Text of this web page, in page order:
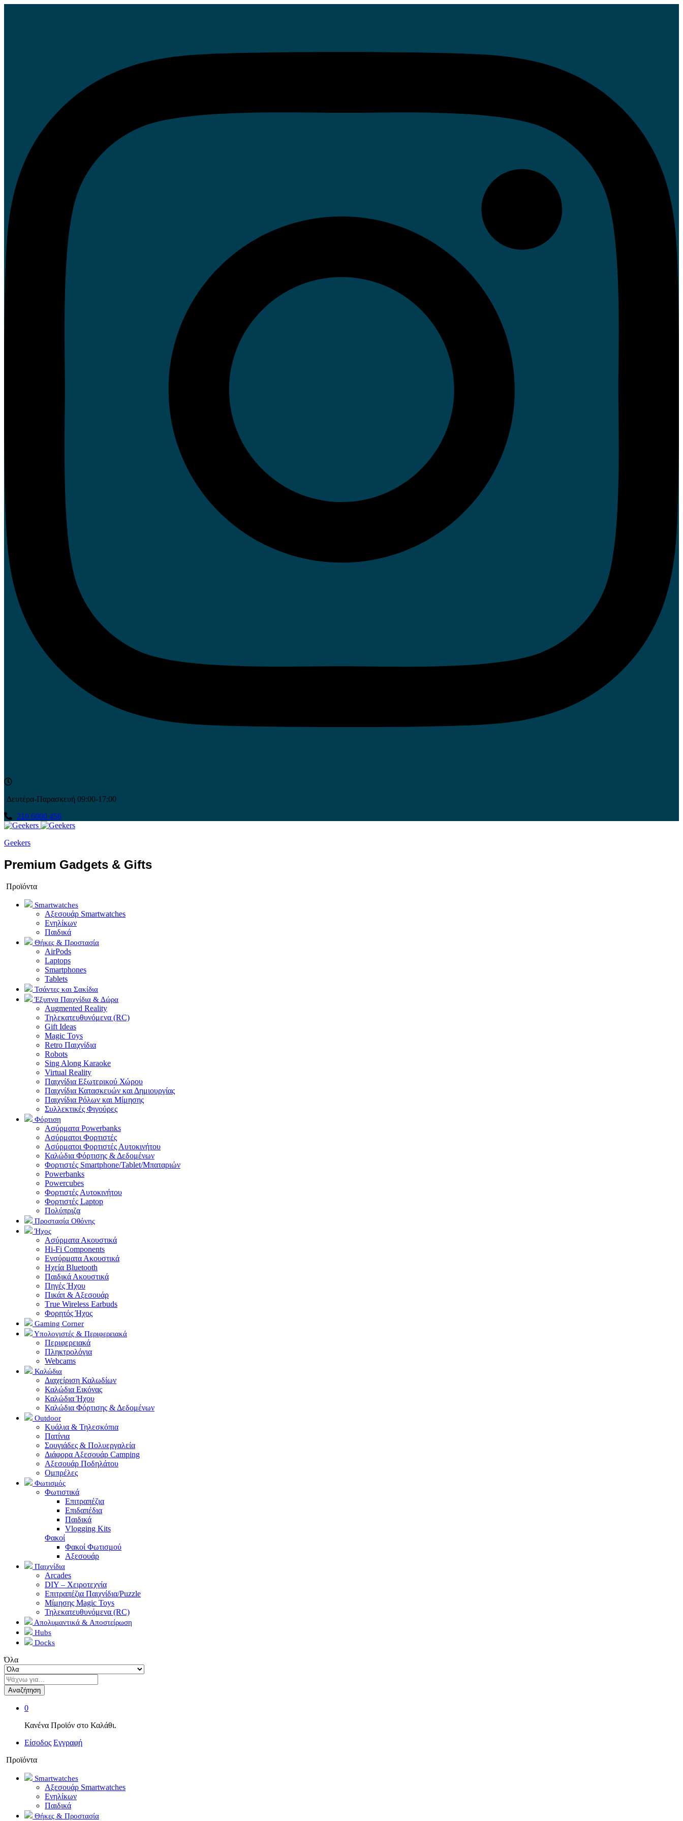
Δευτέρα-Παρασκευή 09:00-17:00
210 6000 456
Geekers
Premium Gadgets & Gifts
Προϊόντα
Smartwatches
Αξεσουάρ Smartwatches
Ενηλίκων
Παιδικά
Θήκες & Προστασία
AirPods
Laptops
Smartphones
Tablets
Τσάντες και Σακίδια
Έξυπνα Παιχνίδια & Δώρα
Augmented Reality
Τηλεκατευθυνόμενα (RC)
Gift Ideas
Magic Toys
Retro Παιχνίδια
Robots
Sing Along Karaoke
Virtual Reality
Παιχνίδια Εξωτερικού Χώρου
Παιχνίδια Κατασκευών και Δημιουργίας
Παιχνίδια Ρόλων και Μίμησης
Συλλεκτικές Φιγούρες
Φόρτιση
Ασύρματα Powerbanks
Aσύρματοι Φορτιστές
Ασύρματοι Φορτιστές Αυτοκινήτου
Καλώδια Φόρτισης & Δεδομένων
Φορτιστές Smartphone/Tablet/Μπαταριών
Powerbanks
Powercubes
Φορτιστές Αυτοκινήτου
Φορτιστές Laptop
Πολύπριζα
Προστασία Οθόνης
Ήχος
Ασύρματα Ακουστικά
Hi-Fi Components
Ενσύρματα Ακουστικά
Ηχεία Bluetooth
Παιδικά Ακουστικά
Πηγές Ήχου
Πικάπ & Αξεσουάρ
Τrue Wireless Earbuds
Φορητός Ήχος
Gaming Corner
Υπολογιστές & Περιφερειακά
Περιφερειακά
Πληκτρολόγια
Webcams
Καλώδια
Διαχείριση Καλωδίων
Καλώδια Εικόνας
Καλώδια Ήχου
Καλώδια Φόρτισης & Δεδομένων
Outdoor
Κυάλια & Τηλεσκόπια
Πατίνια
Σουγιάδες & Πολυεργαλεία
Διάφορα Αξεσουάρ Camping
Αξεσουάρ Ποδηλάτου
Ομπρέλες
Φωτισμός
Φωτιστικά
Επιτραπέζια
Επιδαπέδια
Παιδικά
Vlogging Kits
Φακοί
Φακοί Φωτισμού
Αξεσουάρ
Παιχνίδια
Arcades
DIY – Χειροτεχνία
Επιτραπέζια Παιχνίδια/Puzzle
Μίμησης Magic Toys
Τηλεκατευθυνόμενα (RC)
Απολυμαντικά & Αποστείρωση
Hubs
Docks
Όλα
Αναζήτηση
0
Κανένα Προϊόν στο Καλάθι.
Είσοδος Εγγραφή
Προϊόντα
Smartwatches
Αξεσουάρ Smartwatches
Ενηλίκων
Παιδικά
Θήκες & Προστασία